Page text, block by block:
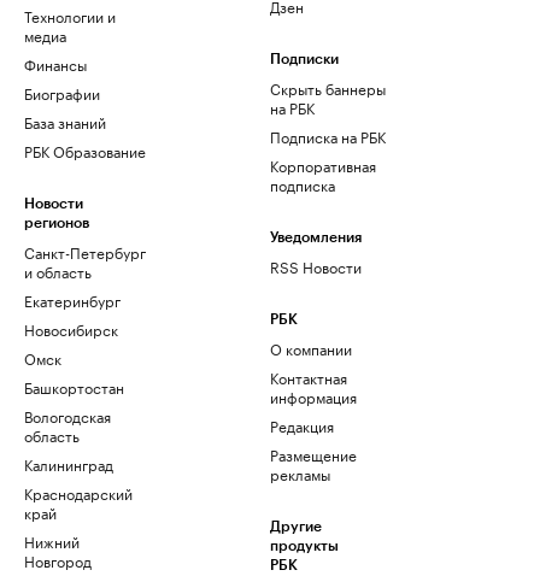
Технологии и
медиа
Финансы
Биографии
База знаний
РБК Образование
Новости
регионов
Санкт-Петербург
и область
Екатеринбург
Новосибирск
Омск
Башкортостан
Вологодская
область
Калининград
Краснодарский
край
Нижний
Новгород
Дзен
Подписки
Скрыть баннеры
на РБК
Подписка на РБК
Корпоративная
подписка
Уведомления
RSS Новости
РБК
О компании
Контактная
информация
Редакция
Размещение
рекламы
Другие
продукты
РБК